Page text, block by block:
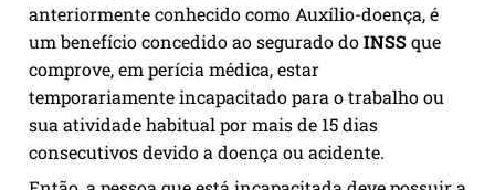
anteriormente conhecido como Auxílio-doença, é
um benefício concedido ao segurado doINSSque
comprove, em perícia médica, estar
temporariamente incapacitado para o trabalho ou
sua atividade habitual por mais de 15 dias
consecutivos devido a doença ou acidente.